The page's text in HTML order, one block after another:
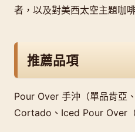
者，以及對美西太空主題咖
推薦品項
Pour Over 手沖（單品肯亞
Cortado、Iced Pour Over（